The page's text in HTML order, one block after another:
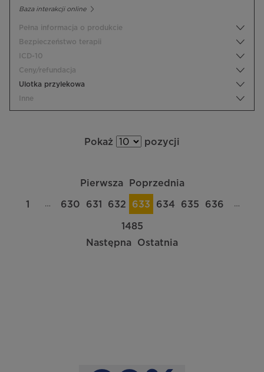
Baza interakcji online
Pełna informacja o produkcie
Bezpieczeństwo terapii
ICD-10
Ceny/refundacja
Ulotka przylekowa
Inne
Pokaż pozycji
Pierwsza Poprzednia
1 … 630 631 632 633 634 635 636 …
1485
Następna
Ostatnia